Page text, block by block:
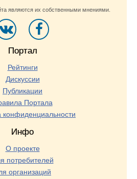
являются их собственными мнениями.
Портал
Рейтинги
Дискуссии
Публикации
Портала
конфиденциальности
Инфо
О проекте
потребителей
организаций